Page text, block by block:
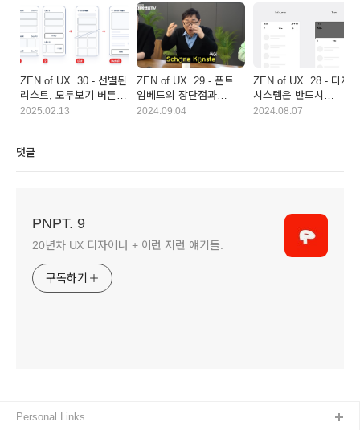
ZEN of UX. 30 - 선별된
리스트, 모두보기 버튼은
꼭 필요한가.
2025.02.13
ZEN of UX. 29 - 폰트
임베드의 장단점과
유의사항
2024.09.04
ZEN of UX. 28 - 디자인
시스템은 반드시
필요한가.
2024.08.07
댓글
PNPT. 9
20년차 UX 디자이너 + 이런 저런 얘기들.
구독하기
Personal Links